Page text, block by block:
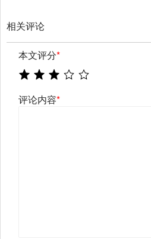
相关评论
本文评分*
评论内容*